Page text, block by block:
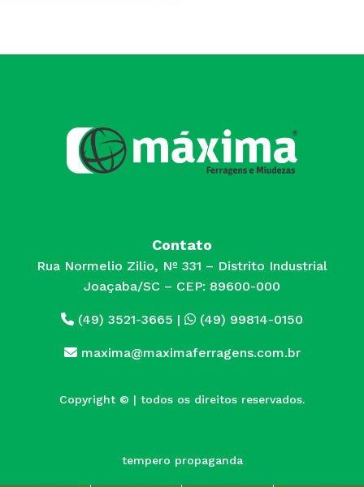
Contato
Rua Normelio Zilio, Nº 331 – Distrito Industrial
Joaçaba/SC – CEP: 89600-000
(49) 3521-3665 | (49) 99814-0150
maxima@maximaferragens.com.br
Copyright © | todos os direitos reservados.
tempero propaganda